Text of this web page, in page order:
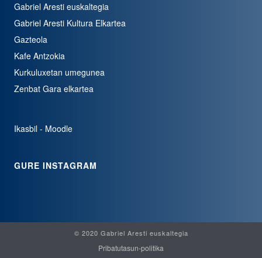
Gabriel Aresti euskaltegia
Gabriel Aresti Kultura Elkartea
Gazteola
Kafe Antzokia
Kurkuluxetan umegunea
Zenbat Gara elkartea
Ikasbil - Moodle
GURE INSTAGRAM
© 2020 Gabriel Aresti euskaltegia
Pribatutasun-politika